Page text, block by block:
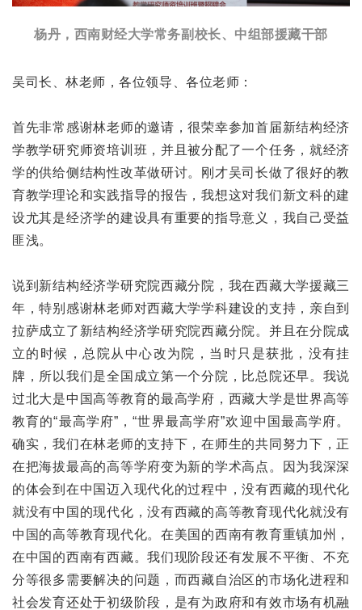
杨丹，西南财经大学常务副校长、中组部援藏干部
吴司长、林老师，各位领导、各位老师：
首先非常感谢林老师的邀请，很荣幸参加首届新结构经济
学教学研究师资培训班，并且被分配了一个任务，就经济
学的供给侧结构性改革做研讨。刚才吴司长做了很好的教
育教学理论和实践指导的报告，我想这对我们新文科的建
设尤其是经济学的建设具有重要的指导意义，我自己受益
匪浅。
说到新结构经济学研究院西藏分院，我在西藏大学援藏三
年，特别感谢林老师对西藏大学学科建设的支持，亲自到
拉萨成立了新结构经济学研究院西藏分院。并且在分院成
立的时候，总院从中心改为院，当时只是获批，没有挂
牌，所以我们是全国成立第一个分院，比总院还早。我说
过北大是中国高等教育的最高学府，西藏大学是世界高等
教育的“最高学府”，“世界最高学府”欢迎中国最高学府。
确实，我们在林老师的支持下，在师生的共同努力下，正
在把海拔最高的高等学府变为新的学术高点。因为我深深
的体会到在中国迈入现代化的过程中，没有西藏的现代化
就没有中国的现代化，没有西藏的高等教育现代化就没有
中国的高等教育现代化。在美国的西南有教育重镇加州，
在中国的西南有西藏。我们现阶段还有发展不平衡、不充
分等很多需要解决的问题，而西藏自治区的市场化进程和
社会发育还处于初级阶段，是有为政府和有效市场有机融